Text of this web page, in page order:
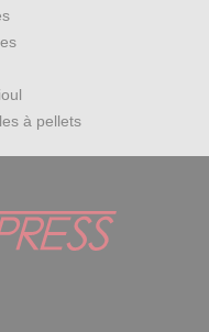
à pellets